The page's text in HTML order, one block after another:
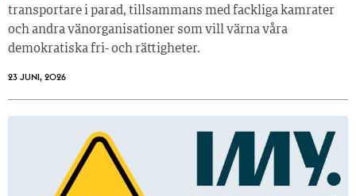
transportare i parad, tillsammans med fackliga kamrater
och andra vänorganisationer som vill värna våra
demokratiska fri- och rättigheter.
23 JUNI, 2026